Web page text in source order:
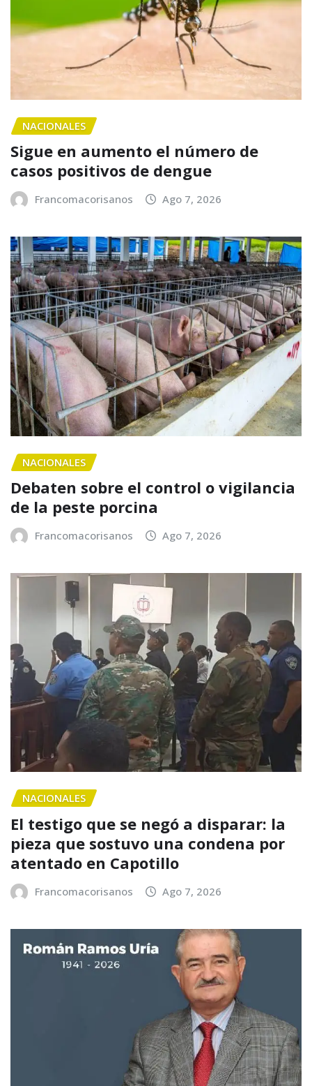
NACIONALES
Sigue en aumento el número de
casos positivos de dengue
Francomacorisanos Ago 7, 2026
NACIONALES
Debaten sobre el control o vigilancia
de la peste porcina
Francomacorisanos Ago 7, 2026
NACIONALES
El testigo que se negó a disparar: la
pieza que sostuvo una condena por
atentado en Capotillo
Francomacorisanos Ago 7, 2026